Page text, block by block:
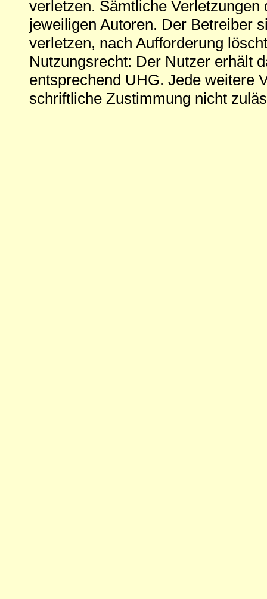
verletzen. Sämtliche
jeweiligen Autoren. Der Betreiber
verletzen, nach Aufforderung
Nutzungsrecht: Der Nutzer erhält
entsprechend UHG. Jede weitere
schriftliche Zustimmung nicht